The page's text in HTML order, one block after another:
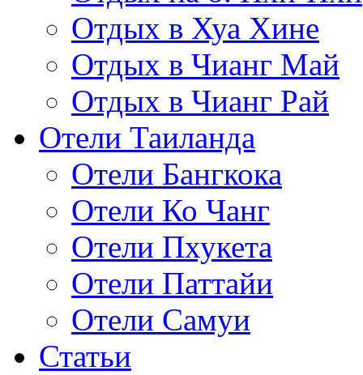
Отдых в Хуа Хине
Отдых в Чианг Май
Отдых в Чианг Рай
Отели Таиланда
Отели Бангкока
Отели Ко Чанг
Отели Пхукета
Отели Паттайи
Отели Самуи
Статьи